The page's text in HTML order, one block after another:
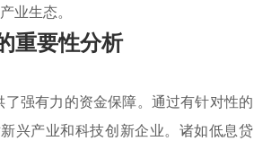
业生态。
重要性分析
强有力的资金保障。通过有针对性的
兴产业和科技创新企业。诸如低息贷